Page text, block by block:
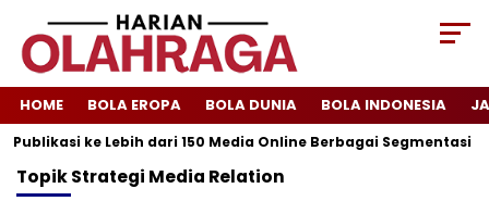
HOME BOLA EROPA BOLA DUNIA BOLA INDONESIA
ke Lebih dari 150 Media Online Berbagai Segmentasi
TopikStrategi Media Relation